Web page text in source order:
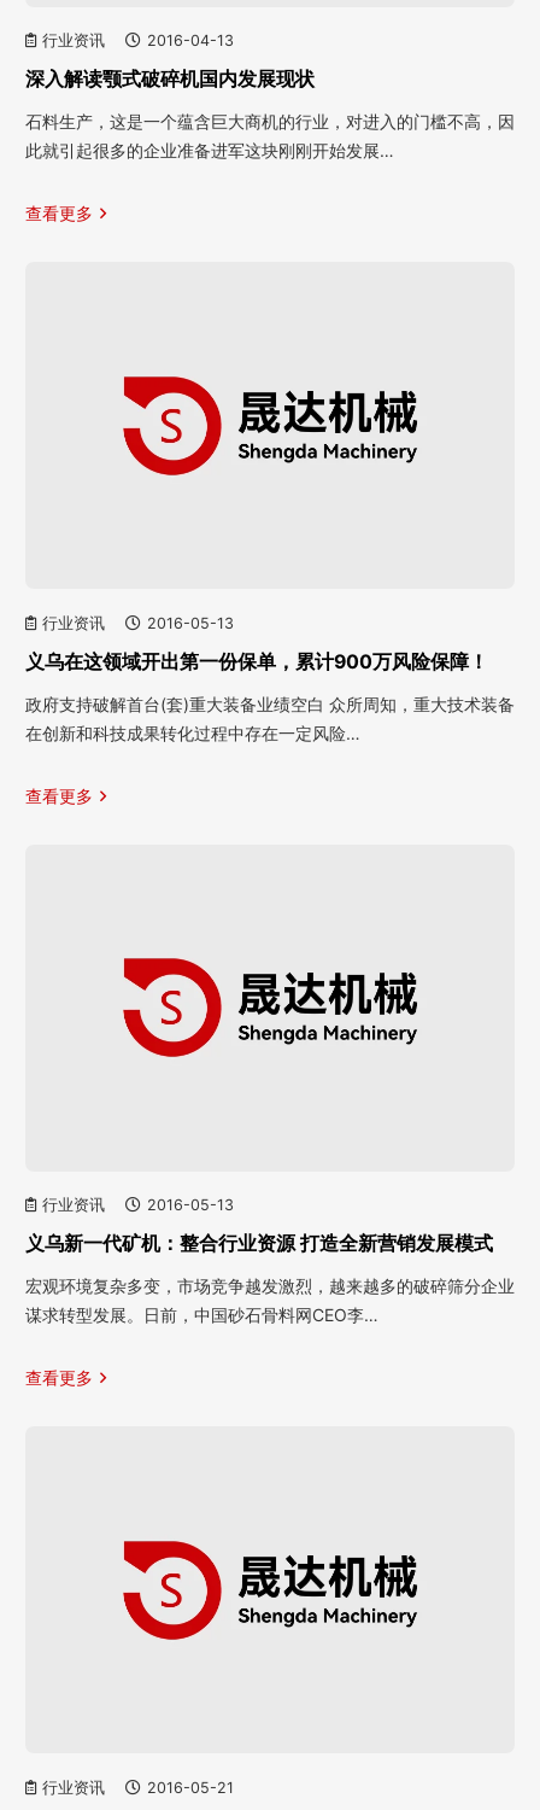
行业资讯 2016-04-13
深入解读颚式破碎机国内发展现状
石料生产，这是一个蕴含巨大商机的行业，对进入的门槛不高，因
此就引起很多的企业准备进军这块刚刚开始发展…
查看更多
行业资讯 2016-05-13
义乌在这领域开出第一份保单，累计900万风险保障！
政府支持破解首台(套)重大装备业绩空白 众所周知，重大技术装备
在创新和科技成果转化过程中存在一定风险…
查看更多
行业资讯 2016-05-13
义乌新一代矿机：整合行业资源 打造全新营销发展模式
宏观环境复杂多变，市场竞争越发激烈，越来越多的破碎筛分企业
谋求转型发展。日前，中国砂石骨料网CEO李…
查看更多
行业资讯 2016-05-21